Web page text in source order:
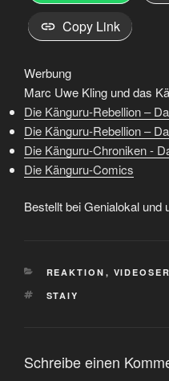
Copy Link
Werbung
Marc Uwe Kling und das
Die Känguru-Rebellion –
Die Känguru-Rebellion –
Die Känguru-Chroniken -
Die Känguru-Comics
Bestellt bei Genialokal und
KATEGORIEN
REAKTION ,
SCHLAGWÖRTER
STAIY
Schreibe einen